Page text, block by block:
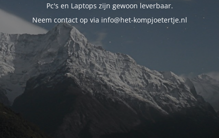
Pc's en Laptops zijn gewoon leverbaar.
Neem contact op via info@het-kompjoetertje.nl